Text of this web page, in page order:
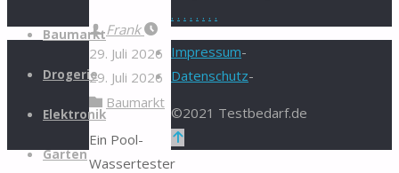
Zum
springen
Baumarkt
Drogerie
Elektronik
Garten
Frank
29. Juli 2026
29. Juli 2026
Baumarkt
Ein Pool-
Wassertester
. . . . . . . .
Impressum-
Datenschutz-
©2021 Testbedarf.de
Zurück
nach